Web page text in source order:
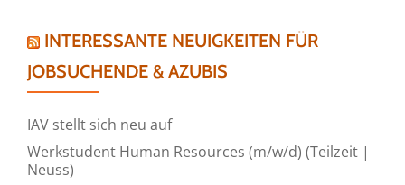
INTERESSANTE NEUIGKEITEN FÜR
JOBSUCHENDE & AZUBIS
IAV stellt sich neu auf
Werkstudent Human Resources (m/w/d) (Teilzeit |
Neuss)